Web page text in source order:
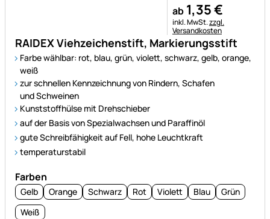
RAIDEX Viehzeichenstift, Markierungsstift
Farbe wählbar: rot, blau, grün, violett, schwarz, gelb, orange,
weiß
zur schnellen Kennzeichnung von Rindern, Schafen
und Schweinen
Kunststoffhülse mit Drehschieber
auf der Basis von Spezialwachsen und Paraffinöl
gute Schreibfähigkeit auf Fell, hohe Leuchtkraft
temperaturstabil
Farben
Gelb Orange Schwarz Rot Violett Blau
Grün
Weiß
ab 1,35€
Steuerhinweis:
inkl. MwSt.zzgl.
Versandkosten